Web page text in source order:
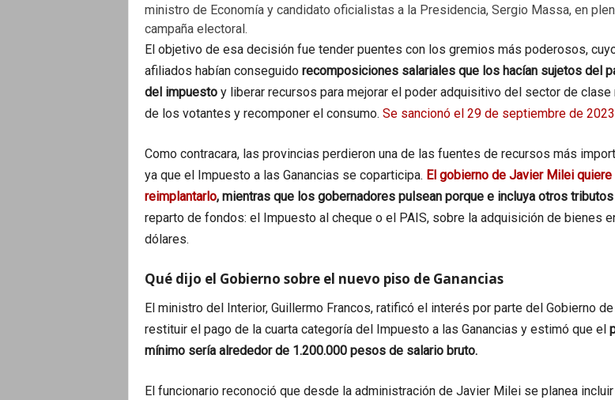
ministro de Economía y candidato oficialistas a la Presidencia, Sergio Massa, en
campaña electoral.
El objetivo de esa decisión fue tender puentes con los gremios más poderosos,
afiliados habían conseguido recomposiciones salariales que los hacían sujetos del
del impuesto y liberar recursos para mejorar el poder adquisitivo del sector de clase
de los votantes y recomponer el consumo. Se sancionó el 29 de septiembre de
Como contracara, las provincias perdieron una de las fuentes de recursos más
ya que el Impuesto a las Ganancias se coparticipa. El gobierno de Javier Milei quiere
reimplantarlo, mientras que los gobernadores pulsean porque e incluya otros tributos
reparto de fondos: el Impuesto al cheque o el PAIS, sobre la adquisición de bienes
dólares.
Qué dijo el Gobierno sobre el nuevo piso de Ganancias
El ministro del Interior, Guillermo Francos, ratificó el interés por parte del Gobierno de
restituir el pago de la cuarta categoría del Impuesto a las Ganancias y estimó que el
mínimo sería alrededor de 1.200.000 pesos de salario bruto.
El funcionario reconoció que desde la administración de Javier Milei se planea incluir